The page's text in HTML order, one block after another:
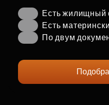
Есть жилищный
Есть
По двум